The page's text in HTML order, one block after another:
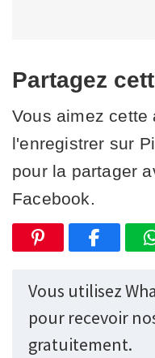
Partagez
Vous aimez cette
l'enregistrer sur
pour la partager
Facebook.
Vous utilisez
pour recevoir
gratuitement.